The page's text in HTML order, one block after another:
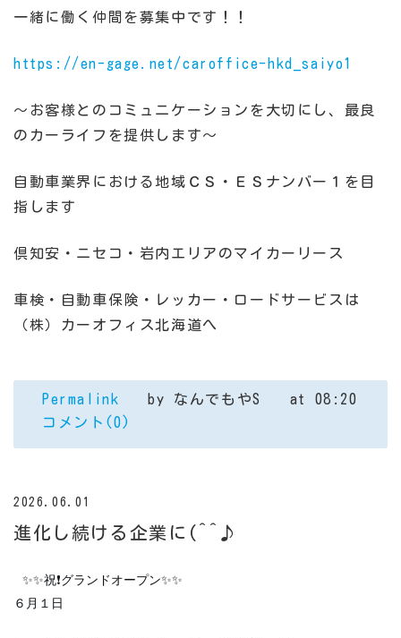
一緒に働く仲間を募集中です！！
https://en-gage.net/caroffice-hkd_saiyo1
～お客様とのコミュニケーションを大切にし、最良
のカーライフを提供します～
自動車業界における地域ＣＳ・ＥＳナンバー１を目
指します
倶知安・ニセコ・岩内エリアのマイカーリース
車検・自動車保険・レッカー・ロードサービスは
（株）カーオフィス北海道へ
Permalink by なんでもやS
at 08:20
コメント(0)
2026.06.01
進化し続ける企業に(^^♪
✨✨祝❗️グランドオープン✨✨
６月１日